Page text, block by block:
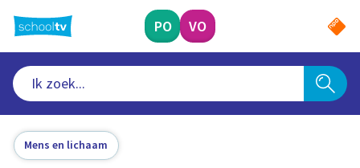
naar
hoofdinhoud
PO VO
Mens en lichaam